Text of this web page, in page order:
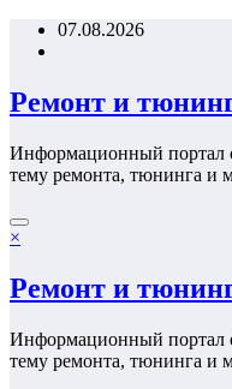
Перейти07.08.2026
Ремонт и
Информационный портал
тему ремонта, тюнинга и
×
Ремонт и
Информационный портал
тему ремонта, тюнинга и